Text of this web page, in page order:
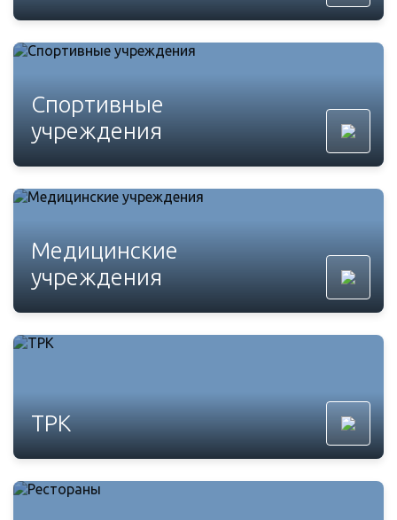
Спортивные
учреждения
Медицинские
учреждения
ТРК